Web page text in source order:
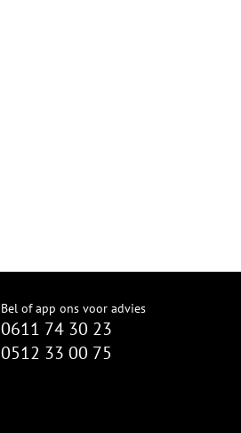
Bel of app ons voor advies
0611 74 30 23
0512 33 00 75